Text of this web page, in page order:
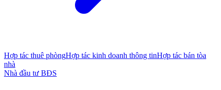
Hợp tác thuê phòngHợp tác kinh doanh thông tinHợp tác bán tòa
nhà
Nhà đầu tư BĐS